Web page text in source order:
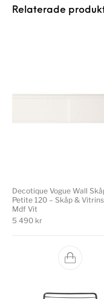
Relaterade
Decotique Vogue Wall
Petite 120 – Skåp &
Mdf Vit
5 490 kr